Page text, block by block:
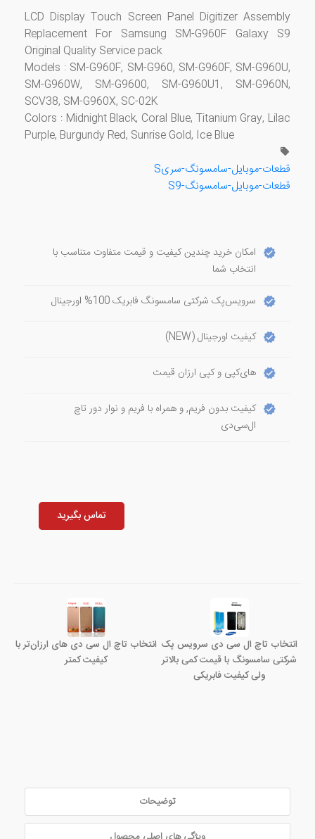
LCD Display Touch Screen Panel Digitizer Assembly
Replacement For Samsung SM-G960F Galaxy S9
Original Quality Service pack
​Models : SM-G960F, SM-G960, SM-G960F, SM-G960U,
SM-G960W, SM-G9600, SM-G960U1, SM-G960N,
SCV38, SM-G960X, SC-02K
Colors : Midnight Black, Coral Blue, Titanium Gray, Lilac
Purple, Burgundy Red, Sunrise Gold, Ice Blue
قطعات-موبایل-سامسونگ-سریS
قطعات-موبایل-سامسونگ-S9
امکان خرید چندین کیفیت و قیمت متفاوت متناسب با
انتخاب شما
سرویس‌پک شرکتی سامسونگ فابریک 100% اورجینال
کیفیت اورجینال (NEW)
های‌کپی و کپی ارزان قیمت
کیفیت بدون فریم, و همراه با فریم و نوار دور تاچ
ال‌سی‌دی
تماس بگیرید
انتخاب تاچ ال سی دی سرویس پک
شرکتی سامسونگ با قیمت کمی بالاتر
ولی کیفیت فابریکی
انتخاب تاچ ال سی دی های ارزان‌تر با
کیفیت کمتر
توضیحات